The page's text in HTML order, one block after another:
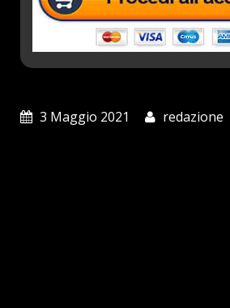
3 Maggio 2021 redazione